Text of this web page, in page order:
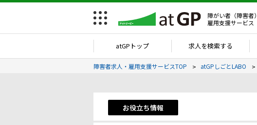
障がい者（障害者
雇用支援サービス
atGPトップ 求人を検索する
障害者求人・雇用支援サービスTOP atGPしごとLABO
お役立ち情報